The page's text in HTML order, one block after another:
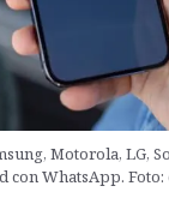
Motorola, LG,
WhatsApp. Foto: